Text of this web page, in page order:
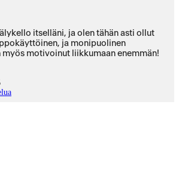
itselläni, ja olen tähän asti ollut
ja monipuolinen
myös motivoinut liikkumaan enemmän!